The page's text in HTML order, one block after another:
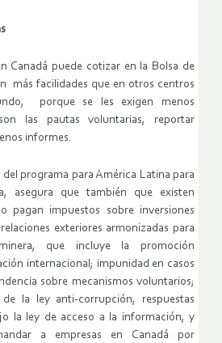
Canadá puede cotizar en la Bolsa de
más facilidades que en otros centros
porque se les exigen menos
las pautas voluntarias, reportar
informes.
programa para América Latina para
asegura que también que existen
pagan impuestos sobre inversiones
exteriores armonizadas para
que incluye la promoción
internacional; impunidad en casos
sobre mecanismos voluntarios;
la ley anti-corrupción, respuestas
la ley de acceso a la información, y
a empresas en Canadá por